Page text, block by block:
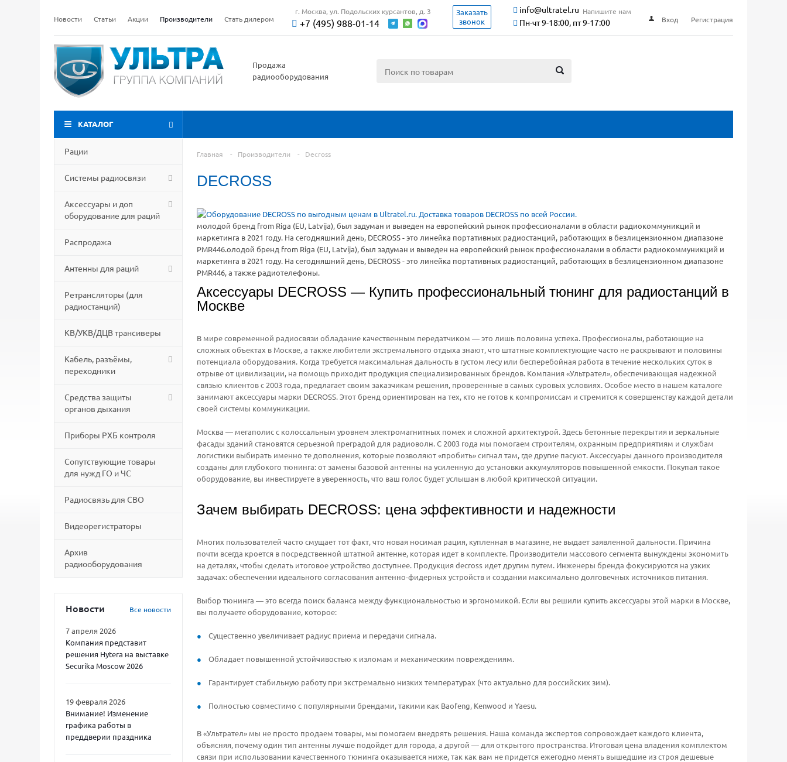
Новости Статьи Акции Производители Стать дилером
г. Москва, ул. Подольских курсантов, д. 3
+7 (495) 988-01-14
Заказать
звонок
info@ultratel.ru Напишите нам
Пн-чт 9-18:00, пт 9-17:00 Вход Регистрация
Продажа
радиооборудования
КАТАЛОГ
Рации
Системы радиосвязи
Аксессуары и доп
оборудование для раций
Распродажа
Антенны для раций
Ретрансляторы (для
радиостанций)
КВ/УКВ/ДЦВ трансиверы
Кабель, разъёмы,
переходники
Средства защиты
органов дыхания
Приборы РХБ контроля
Сопутствующие товары
для нужд ГО и ЧС
Радиосвязь для СВО
Видеорегистраторы
Архив
радиооборудования
Новости Все новости
7 апреля 2026
Компания представит
решения Hytera на выставке
Securika Moscow 2026
19 февраля 2026
Внимание! Изменение
графика работы в
преддверии праздника
Главная - Производители - Decross
DECROSS
молодой бренд from Riga (EU, Latvija), был задуман и выведен на европейский рынок профессионалами в области радиокоммуникций и
маркетинга в 2021 году. На сегодняшний день, DECROSS - это линейка портативных радиостанций, работающих в безлицензионном диапазоне
PMR446.олодой бренд from Riga (EU, Latvija), был задуман и выведен на европейский рынок профессионалами в области радиокоммуникций и
маркетинга в 2021 году. На сегодняшний день, DECROSS - это линейка портативных радиостанций, работающих в безлицензионном диапазоне
PMR446, а также радиотелефоны.
Аксессуары DECROSS — Купить профессиональный тюнинг для радиостанций в
Москве
В мире современной радиосвязи обладание качественным передатчиком — это лишь половина успеха. Профессионалы, работающие на
сложных объектах в Москве, а также любители экстремального отдыха знают, что штатные комплектующие часто не раскрывают и половины
потенциала оборудования. Когда требуется максимальная дальность в густом лесу или бесперебойная работа в течение нескольких суток в
отрыве от цивилизации, на помощь приходит продукция специализированных брендов. Компания «Ультрател», обеспечивающая надежной
связью клиентов с 2003 года, предлагает своим заказчикам решения, проверенные в самых суровых условиях. Особое место в нашем каталоге
занимают аксессуары марки DECROSS. Этот бренд ориентирован на тех, кто не готов к компромиссам и стремится к совершенству каждой детали
своей системы коммуникации.
Москва — мегаполис с колоссальным уровнем электромагнитных помех и сложной архитектурой. Здесь бетонные перекрытия и зеркальные
фасады зданий становятся серьезной преградой для радиоволн. С 2003 года мы помогаем строителям, охранным предприятиям и службам
логистики выбирать именно те дополнения, которые позволяют «пробить» сигнал там, где другие пасуют. Аксессуары данного производителя
созданы для глубокого тюнинга: от замены базовой антенны на усиленную до установки аккумуляторов повышенной емкости. Покупая такое
оборудование, вы инвестируете в уверенность, что ваш голос будет услышан в любой критической ситуации.
Зачем выбирать DECROSS: цена эффективности и надежности
Многих пользователей часто смущает тот факт, что новая носимая рация, купленная в магазине, не выдает заявленной дальности. Причина
почти всегда кроется в посредственной штатной антенне, которая идет в комплекте. Производители массового сегмента вынуждены экономить
на деталях, чтобы сделать итоговое устройство доступнее. Продукция decross идет другим путем. Инженеры бренда фокусируются на узких
задачах: обеспечении идеального согласования антенно-фидерных устройств и создании максимально долговечных источников питания.
Выбор тюнинга — это всегда поиск баланса между функциональностью и эргономикой. Если вы решили купить аксессуары этой марки в Москве,
вы получаете оборудование, которое:
Существенно увеличивает радиус приема и передачи сигнала.
Обладает повышенной устойчивостью к изломам и механическим повреждениям.
Гарантирует стабильную работу при экстремально низких температурах (что актуально для российских зим).
Полностью совместимо с популярными брендами, такими как Baofeng, Kenwood и Yaesu.
В «Ультрател» мы не просто продаем товары, мы помогаем внедрять решения. Наша команда экспертов сопровождает каждого клиента,
объясняя, почему один тип антенны лучше подойдет для города, а другой — для открытого пространства. Итоговая цена владения комплектом
связи при использовании качественного тюнинга оказывается ниже, так как вам не придется ежегодно менять вышедшие из строя дешевые